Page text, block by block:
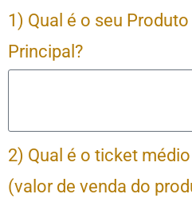
1) Qual é o seu
Principal?
2) Qual é o ticket
(valor de venda do